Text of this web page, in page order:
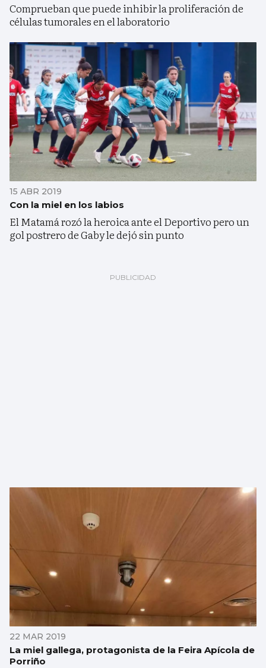
Comprueban que puede inhibir la proliferación de
células tumorales en el laboratorio
15 ABR 2019
Con la miel en los labios
El Matamá rozó la heroica ante el Deportivo pero un
gol postrero de Gaby le dejó sin punto
22 MAR 2019
La miel gallega, protagonista de la Feira Apícola de
Porriño